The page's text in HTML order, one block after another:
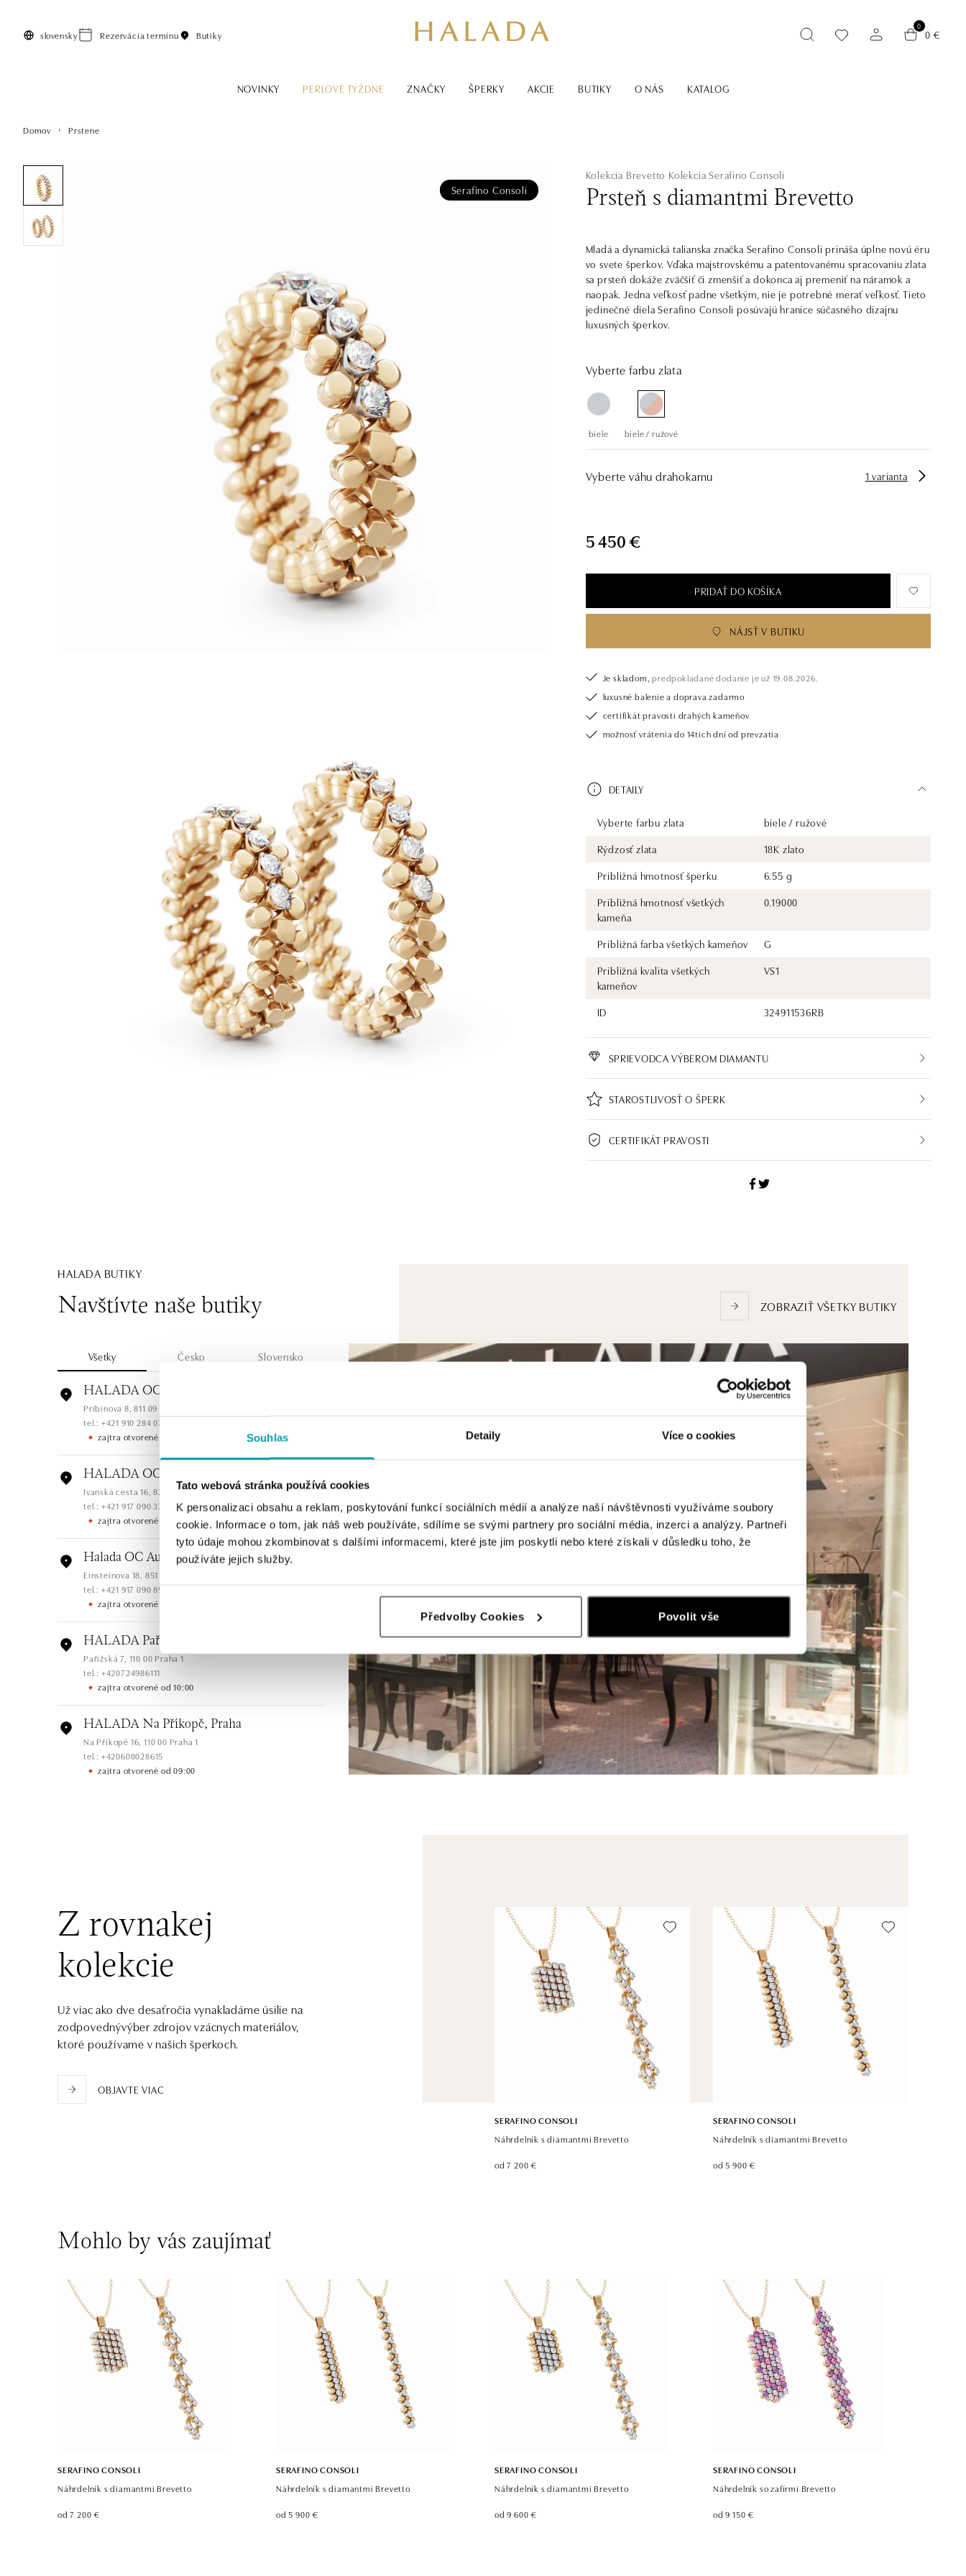
Souhlas Detaily Více o cookies
Tato webová stránka používá cookies
K personalizaci obsahu a reklam, poskytování funkcí sociálních médií a analýze naší návštěvnosti využíváme soubory
cookie. Informace o tom, jak náš web používáte, sdílíme se svými partnery pro sociální média, inzerci a analýzy. Partneři
tyto údaje mohou zkombinovat s dalšími informacemi, které jste jim poskytli nebo které získali v důsledku toho, že
používáte jejich služby.
Předvolby Cookies Povolit vše
slovensky Rezervácia termínu Butiky
0
0 €
NOVINKY PERLOVÉ TÝŽDNE ZNAČKY ŠPERKY AKCIE BUTIKY O NÁS KATALOG
Domov Prstene
Serafino Consoli
Kolekcia Brevetto Kolekcia Serafino Consoli
Prsteň s diamantmi Brevetto
Mladá a dynamická talianska značka Serafino Consoli prináša úplne novú éru
vo svete šperkov. Vďaka majstrovskému a patentovanému spracovaniu zlata
sa prsteň dokáže zväčšiť či zmenšiť a dokonca aj premeniť na náramok a
naopak. Jedna veľkosť padne všetkým, nie je potrebné merať veľkosť. Tieto
jedinečné diela Serafino Consoli posúvajú hranice súčasného dizajnu
luxusných šperkov.
Vyberte farbu zlata
biele biele / ružové
Vyberte váhu drahokamu 1 varianta
5 450 €
PRIDAŤ DO KOŠÍKA
NÁJSŤ V BUTIKU
Je skladom, predpokladané dodanie je už 19.08.2026.
luxusné balenie a doprava zadarmo
certifikát pravosti drahých kameňov
možnosť vrátenia do 14tich dní od prevzatia
DETAILY
Vyberte farbu zlata
biele / ružové
Rýdzosť zlata
18K zlato
Približná hmotnosť šperku
6.55 g
Približná hmotnosť všetkých
kameňa
0.19000
Približná farba všetkých kameňov
G
Približná kvalita všetkých
kameňov
VS1
ID 324911536RB
SPRIEVODCA VÝBEROM DIAMANTU
STAROSTLIVOSŤ O ŠPERK
CERTIFIKÁT PRAVOSTI
HALADA BUTIKY
Navštívte naše butiky ZOBRAZIŤ VŠETKY BUTIKY
Všetky Česko Slovensko
HALADA OC Eurovea, Bratislava
Pribinova 8, 811 09 Bratislava
tel.: +421 910 284 071
zajtra otvorené od 10:00
HALADA OC Avion, Bratislava
Ivanská cesta 16, 821 04 Bratislava
tel.: +421 917 090 372
zajtra otvorené od 10:00
Halada OC Aupark, Bratislava
Einsteinova 18, 851 01 Bratislava
tel.: +421 917 090 891
zajtra otvorené od 10:00
HALADA Pařížská, Praha
Pařížská 7, 110 00 Praha 1
tel.: +420724986111
zajtra otvorené od 10:00
HALADA Na Příkopě, Praha
Na Příkopě 16, 110 00 Praha 1
tel.: +420608028615
zajtra otvorené od 09:00
Rudná 3114/114, 700 30 Ostrava-Zábřeh
tel.: +420605174749
zajtra otvorené od 09:00
Z rovnakej
kolekcie
Už viac ako dve desaťročia vynakladáme úsilie na
zodpovednývýber zdrojov vzácnych materiálov,
ktoré používame v našich šperkoch.
OBJAVTE VIAC
SERAFINO CONSOLI
Náhrdelník s diamantmi Brevetto
od 7 200 €
SERAFINO CONSOLI
Náhrdelník s diamantmi Brevetto
od 5 900 €
Mohlo by vás zaujímať
SERAFINO CONSOLI
Náhrdelník s diamantmi Brevetto
od 7 200 €
SERAFINO CONSOLI
Náhrdelník s diamantmi Brevetto
od 5 900 €
SERAFINO CONSOLI
Náhrdelník s diamantmi Brevetto
od 9 600 €
SERAFINO CONSOLI
Náhrdelník so zafírmi Brevetto
od 9 150 €